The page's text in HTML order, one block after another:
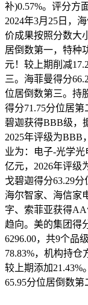
补)0.57%。评分方
2024年3月25日，
价成果按照分数大
居倒数第一，特种
元！较上期削减
三。海菲曼得分
位居倒数第三。持
得分71.75分位居
碧迦获得BBB级，
2025年评级为BBB
业为：电子-光学光
亿元，2026年评级
戈碧迦得分63.29
海尔智家、海信家
字、索菲亚获得
趋向。美的集团得
6296.00，共9个品
78.83%，机构持仓
较上期添加
65.95分位居倒数第